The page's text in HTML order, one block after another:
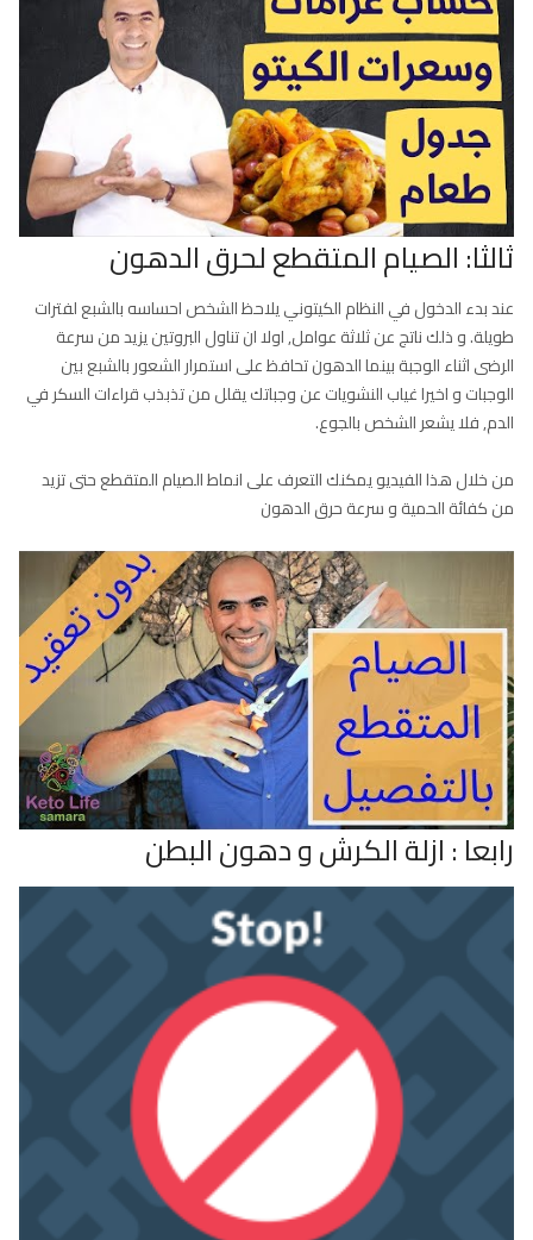
ثالثا: الصيام المتقطع لحرق الدهون
عند بدء الدخول في النظام الكيتوني يلاحظ الشخص احساسه بالشبع لفترات
طويلة. و ذلك ناتج عن ثلاثة عوامل, اولا ان تناول البروتين يزيد من سرعة
الرضى اثناء الوجبة بينما الدهون تحافظ على استمرار الشعور بالشبع بين
الوجبات و اخيرا غياب النشويات عن وجباتك يقلل من تذبذب قراءات السكر في
الدم, فلا يشعر الشخص بالجوع.
من خلال هذا الفيديو يمكنك التعرف على انماط الصيام المتقطع حتى تزيد
من كفائة الحمية و سرعة حرق الدهون
رابعا : ازلة الكرش و دهون البطن